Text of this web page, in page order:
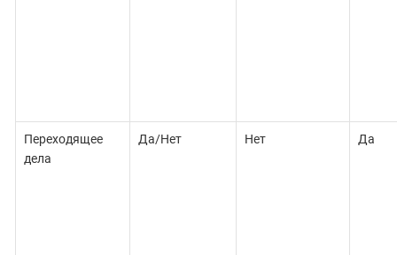
Переходящее
дела
Да/Нет Нет Да